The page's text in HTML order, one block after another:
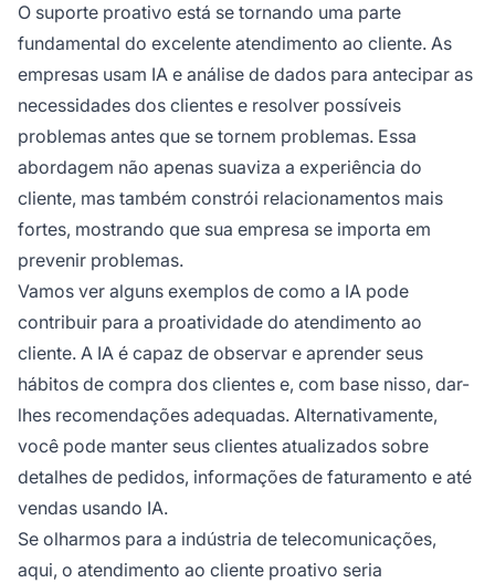
O suporte proativo está se tornando uma parte
fundamental do excelente atendimento ao cliente. As
empresas usam IA e análise de dados para antecipar as
necessidades dos clientes e resolver possíveis
problemas antes que se tornem problemas. Essa
abordagem não apenas suaviza a experiência do
cliente, mas também constrói relacionamentos mais
fortes, mostrando que sua empresa se importa em
prevenir problemas.
Vamos ver alguns exemplos de como a IA pode
contribuir para a proatividade do atendimento ao
cliente. A IA é capaz de observar e aprender seus
hábitos de compra dos clientes e, com base nisso, dar-
lhes recomendações adequadas. Alternativamente,
você pode manter seus clientes atualizados sobre
detalhes de pedidos, informações de faturamento e até
vendas usando IA.
Se olharmos para a indústria de telecomunicações,
aqui, o atendimento ao cliente proativo seria